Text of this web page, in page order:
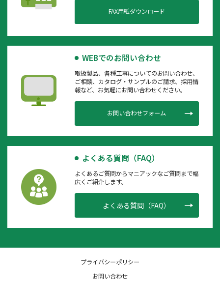
FAX用紙ダウンロード
WEBでのお問い合わせ
取扱製品、各種工事についてのお問い合わせ、
ご相談、カタログ・サンプルのご請求、採用情
報など、お気軽にお問い合わせください。
お問い合わせフォーム
よくある質問（FAQ）
よくあるご質問からマニアックなご質問まで幅
広くご紹介します。
よくある質問（FAQ）
プライバシーポリシー
お問い合わせ